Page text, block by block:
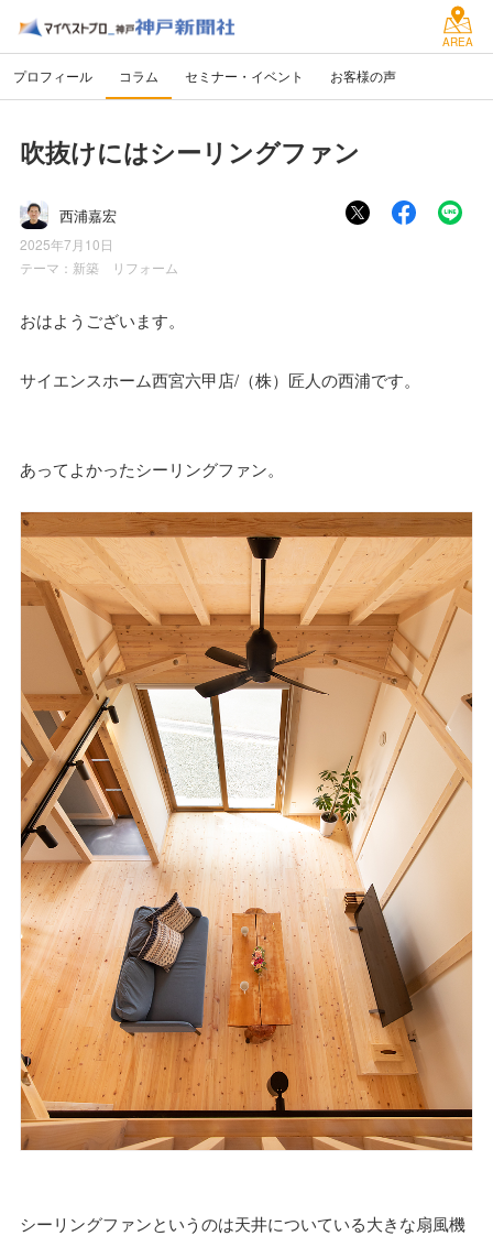
AREA
プロフィール コラム セミナー・イベント お客様の声
吹抜けにはシーリングファン
西浦嘉宏
2025年7月10日
テーマ： 新築 リフォーム
おはようございます。
サイエンスホーム西宮六甲店/（株）匠人の西浦です。
あってよかったシーリングファン。
シーリングファンというのは天井についている大きな扇風機